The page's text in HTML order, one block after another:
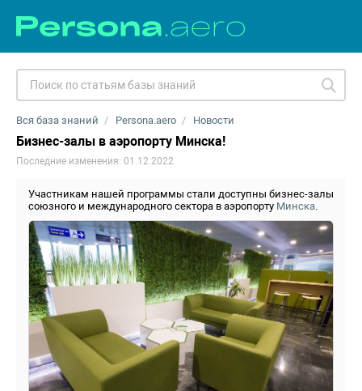
Вся база знаний Persona.aero Новости
Бизнес-залы в аэропорту Минска!
Последние изменения: 01.12.2022
Участникам нашей программы стали доступны бизнес-залы
союзного и международного сектора в аэропорту Минска.